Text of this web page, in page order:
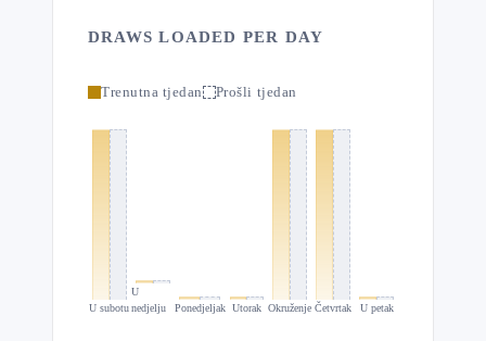
DRAWS LOADED PER DAY
Trenutna tjedan Prošli tjedan
U subotu
U
nedjelju
Ponedjeljak Utorak Okruženje Četvrtak U petak